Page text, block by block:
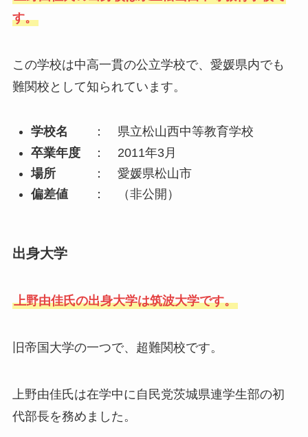
す。
この学校は中高一貫の公立学校で、愛媛県内でも
難関校として知られています。
学校名 ： 県立松山西中等教育学校
卒業年度： 2011年3月
場所： 愛媛県松山市
偏差値： （非公開）
出身大学
上野由佳氏の出身大学は筑波大学です。
旧帝国大学の一つで、超難関校です。
上野由佳氏は在学中に自民党茨城県連学生部の初
代部長を務めました。